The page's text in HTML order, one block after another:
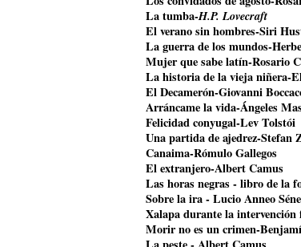
La tumba-H.P. Lovecraft
El verano sin hombres-Siri
La guerra de los mundos-
Mujer que sabe latín-Rosario
La historia de la vieja niñera-
El Decamerón-Giovanni
Arráncame la vida-Ángeles
Felicidad conyugal-Lev Tolstói
Una partida de ajedrez-Stefan
Canaima-Rómulo Gallegos
El extranjero-Albert Camus
Las horas negras - libro de la
Sobre la ira - Lucio Anneo
Xalapa durante la intervención
Morir no es un crimen-